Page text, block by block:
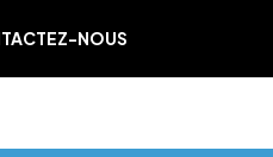
NOUS